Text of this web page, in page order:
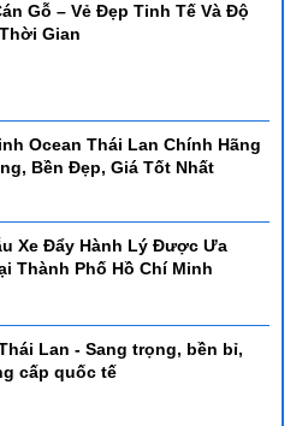
Gỗ – Vẻ Đẹp Tinh Tế Và Độ
Gian
Ocean Thái Lan Chính Hãng
Bền Đẹp, Giá Tốt Nhất
Xe Đẩy Hành Lý Được Ưa
Thành Phố Hồ Chí Minh
Lan - Sang trọng, bền bỉ,
cấp quốc tế